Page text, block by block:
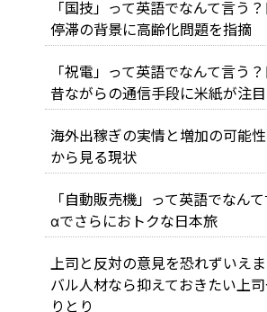
「国技」って英語でなんて言う
停滞の背景に高齢化問題を指摘
「祝電」って英語でなんて言う
昔ながらの通信手段に米紙が注目
海外出稼ぎの実情と増加の可能
から見る現状
「自動販売機」って英語でなん
αでさらにおトクな日本旅
上司と反対の意見を恐れずいえ
バル人材なら抑えておきたい上
りとり